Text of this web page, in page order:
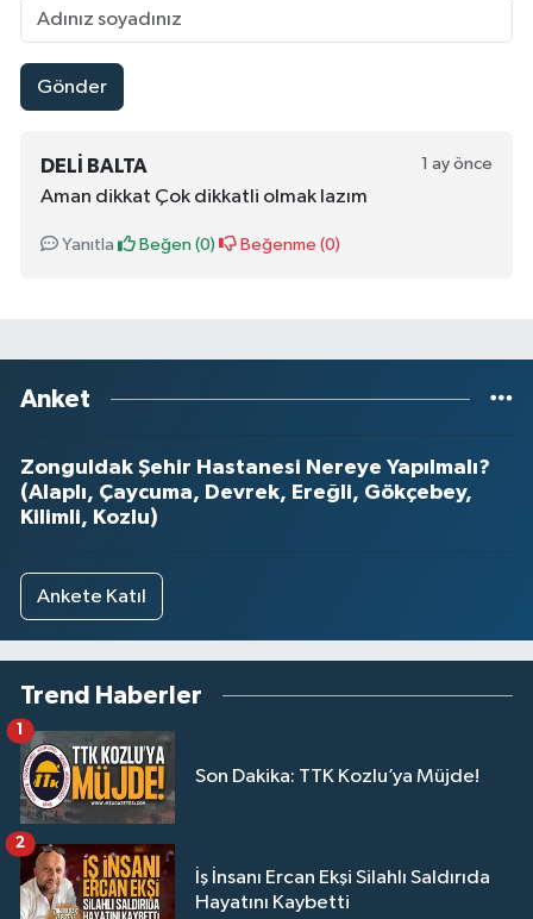
Gönder
DELI BALTA 1 ay önce
Aman dikkat Çok dikkatli olmak lazım
Yanıtla Beğen (0) Beğenme (0)
Anket
Zonguldak Şehir Hastanesi Nereye Yapılmalı?
(Alaplı, Çaycuma, Devrek, Ereğli, Gökçebey,
Kilimli, Kozlu)
Ankete Katıl
Trend Haberler
Son Dakika: TTK Kozlu’ya Müjde!
1
İş İnsanı Ercan Ekşi Silahlı Saldırıda
Hayatını Kaybetti
2